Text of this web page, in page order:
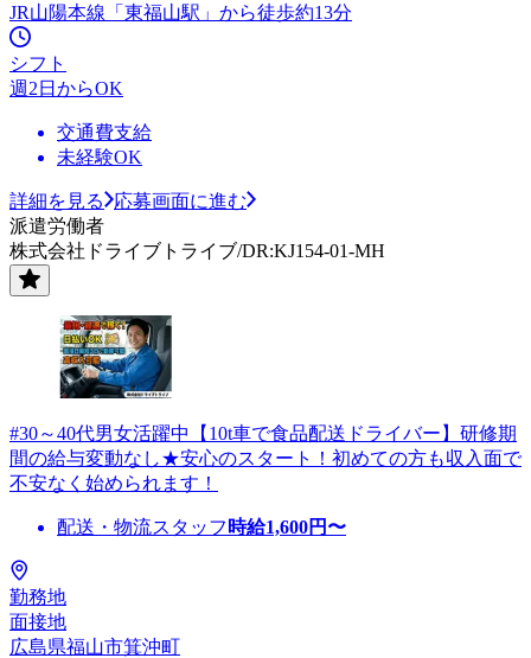
JR山陽本線「東福山駅」から徒歩約13分
シフト
週2日からOK
交通費支給
未経験OK
詳細を見る
応募画面に進む
派遣労働者
株式会社ドライブトライブ/DR:KJ154-01-MH
#30～40代男女活躍中【10t車で食品配送ドライバー】研修期
間の給与変動なし★安心のスタート！初めての方も収入面で
不安なく始められます！
配送・物流スタッフ 時給1,600円〜
勤務地
面接地
広島県福山市箕沖町